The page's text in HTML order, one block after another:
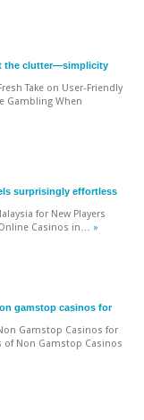
the clutter—simplicity
Take on User-Friendly
Gambling When
surprisingly effortless
for New Players
Casinos in … »
gamstop casinos for
Gamstop Casinos for
of Non Gamstop Casinos